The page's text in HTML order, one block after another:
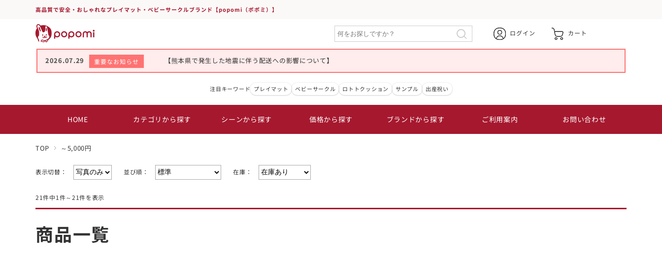
高品質で安全・おしゃれなプレイマット・ベビーサークルブランド【popomi（ポポミ）】
ログイン カート
2026.07.29 重要なお知らせ 【熊本県で発生した地震に伴う配送への影響について】
注目キーワード プレイマット ベビーサークル ロトトクッション サンプル 出産祝い
HOME カテゴリから探す シーンから探す 価格から探す ブランドから探す ご利用案内 お問い合わせ
TOP ～5,000円
表示切替： 並び順： 在庫：
21件中1件～21件を表示
商品一覧